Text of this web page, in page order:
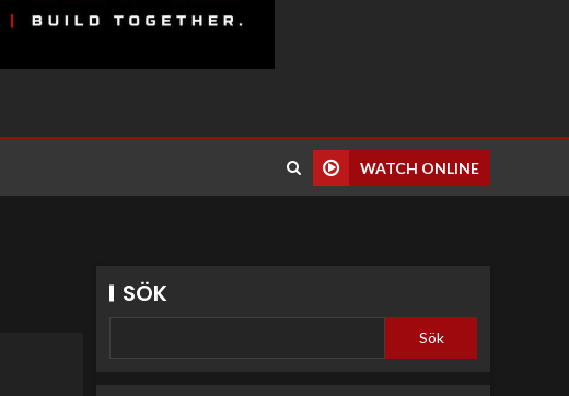
WATCH ONLINE
SÖK
Sök